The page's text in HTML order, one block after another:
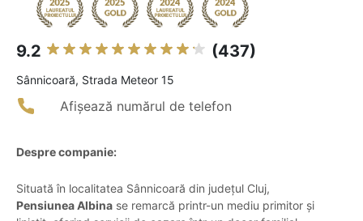
9.2 (437)
Sânnicoară, Strada Meteor 15
Afișează numărul de telefon
Despre companie:
Situată în localitatea Sânnicoară din județul Cluj,
Pensiunea Albina se remarcă printr-un mediu primitor și